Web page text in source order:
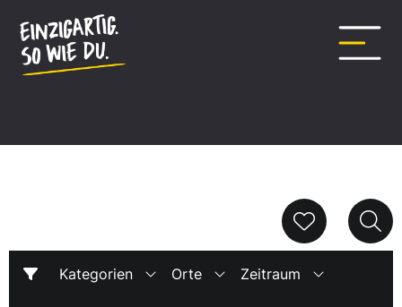
springen
Kategorien Orte Zeitraum